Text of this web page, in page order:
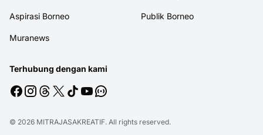
Aspirasi Borneo Publik Borneo
Muranews
Terhubung dengan kami
© 2026 MITRAJASAKREATIF. All rights reserved.